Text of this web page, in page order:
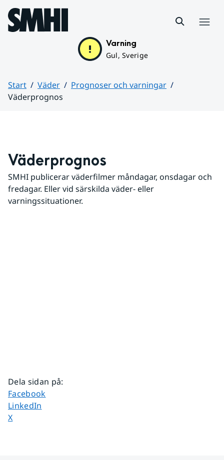
Hoppa till sidans innehåll
Varning
Gul, Sverige
Start Väder
Prognoser och varningar
Väderprognos
Väderprognos
SMHI publicerar väderfilmer måndagar, onsdagar och
fredagar. Eller vid särskilda väder- eller
varningssituationer.
Dela sidan på:
Dela sidan på
Facebook
Dela sidan på
LinkedIn
Dela sidan på
X